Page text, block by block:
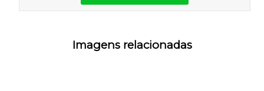
Imagens relacionadas